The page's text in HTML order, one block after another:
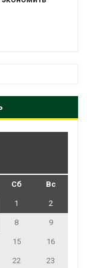
Сб Вс
1 2
8 9
15 16
22 23